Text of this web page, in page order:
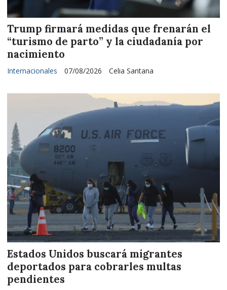
Trump firmará medidas que frenarán el
“turismo de parto” y la ciudadanía por
nacimiento
Celia Santana
Internacionales 07/08/2026
Estados Unidos buscará migrantes
deportados para cobrarles multas
pendientes